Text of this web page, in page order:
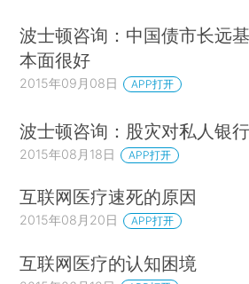
波士顿咨询：中国债市长远基
本面很好
2015年09月08日 APP打开
波士顿咨询：股灾对私人银
2015年08月18日 APP打开
互联网医疗速死的原因
2015年08月20日 APP打开
互联网医疗的认知困境